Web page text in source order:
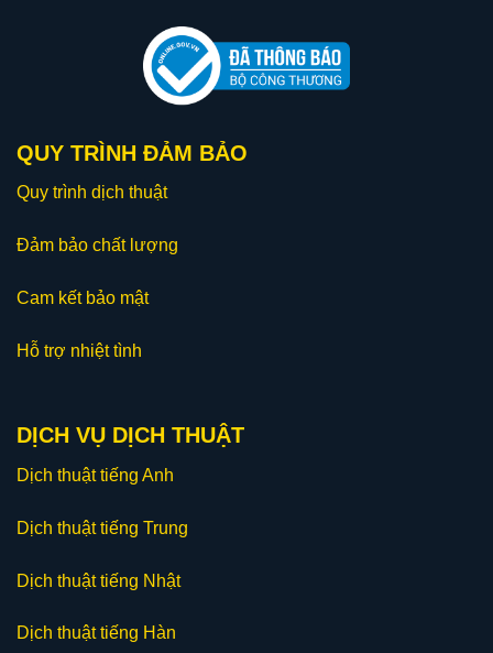
QUY TRÌNH ĐẢM BẢO
Quy trình dịch thuật
Đảm bảo chất lượng
Cam kết bảo mật
Hỗ trợ nhiệt tình
DỊCH VỤ DỊCH THUẬT
Dịch thuật tiếng Anh
Dịch thuật tiếng Trung
Dịch thuật tiếng Nhật
Dịch thuật tiếng Hàn